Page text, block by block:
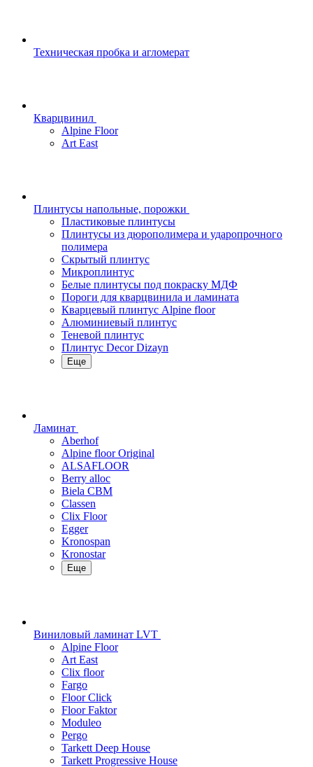
Техническая пробка и агломерат
Кварцвинил
Alpine Floor
Art East
Плинтусы напольные, порожки
Пластиковые плинтусы
Плинтусы из дюрополимера и ударопрочного
полимера
Скрытый плинтус
Микроплинтус
Белые плинтусы под покраску МДФ
Пороги для кварцвинила и ламината
Кварцевый плинтус Alpine floor
Алюминиевый плинтус
Теневой плинтус
Плинтус Decor Dizayn
Еще
Ламинат
Aberhof
Alpine floor Original
ALSAFLOOR
Berry alloc
Biela CBM
Classen
Clix Floor
Egger
Kronospan
Kronostar
Еще
Виниловый ламинат LVT
Alpine Floor
Art East
Clix floor
Fargo
Floor Click
Floor Faktor
Moduleo
Pergo
Tarkett Deep House
Tarkett Progressive House